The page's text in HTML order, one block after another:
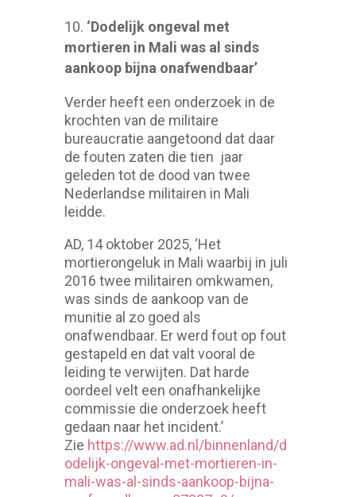
‘Dodelijk ongeval met
mortieren in Mali was al sinds
aankoop bijna onafwendbaar’
Verder heeft een onderzoek in de
krochten van de militaire
bureaucratie aangetoond dat daar
de fouten zaten die tien jaar
geleden tot de dood van twee
Nederlandse militairen in Mali
leidde.
AD, 14 oktober 2025, ‘Het
mortierongeluk in Mali waarbij in juli
2016 twee militairen omkwamen,
was sinds de aankoop van de
munitie al zo goed als
onafwendbaar. Er werd fout op fout
gestapeld en dat valt vooral de
leiding te verwijten. Dat harde
oordeel velt een onafhankelijke
commissie die onderzoek heeft
gedaan naar het incident.’
Zie https://www.ad.nl/binnenland/d
odelijk-ongeval-met-mortieren-in-
mali-was-al-sinds-aankoop-bijna-